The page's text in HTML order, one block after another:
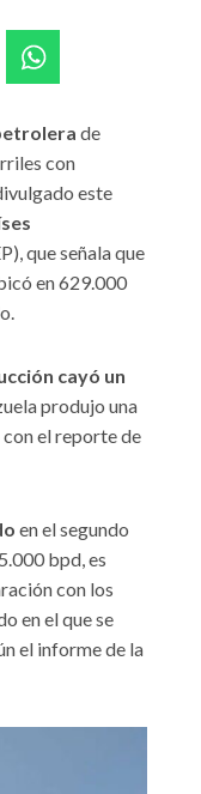
de
con
este
que señala que
en 629.000
cayó un
produjo una
el reporte de
en el segundo
bpd, es
con los
en el que se
el informe de la